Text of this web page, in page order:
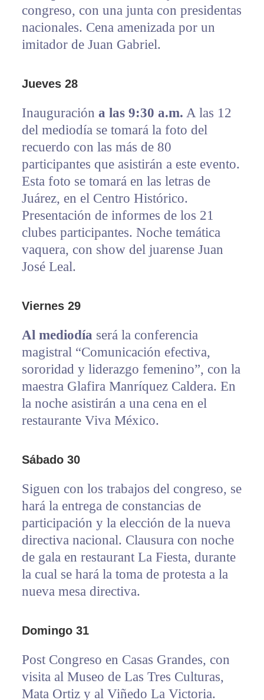
congreso, con una junta con presidentas
nacionales. Cena amenizada por un
imitador de Juan Gabriel.
Jueves 28
Inauguración a las 9:30 a.m. A las 12
del mediodía se tomará la foto del
recuerdo con las más de 80
participantes que asistirán a este evento.
Esta foto se tomará en las letras de
Juárez, en el Centro Histórico.
Presentación de informes de los 21
clubes participantes. Noche temática
vaquera, con show del juarense Juan
José Leal.
Viernes 29
Al mediodía será la conferencia
magistral “Comunicación efectiva,
sororidad y liderazgo femenino”, con la
maestra Glafira Manríquez Caldera. En
la noche asistirán a una cena en el
restaurante Viva México.
Sábado 30
Siguen con los trabajos del congreso, se
hará la entrega de constancias de
participación y la elección de la nueva
directiva nacional. Clausura con noche
de gala en restaurant La Fiesta, durante
la cual se hará la toma de protesta a la
nueva mesa directiva.
Domingo 31
Post Congreso en Casas Grandes, con
visita al Museo de Las Tres Culturas,
Mata Ortiz y al Viñedo La Victoria.